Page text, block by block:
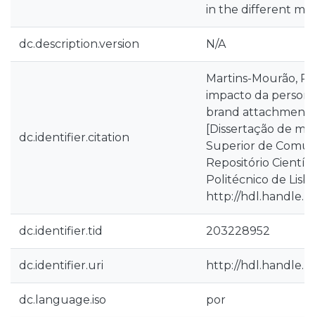
in the different
dc.description.version N/A
dc.identifier.citation
Martins-Mourão,
impacto da
brand attachment:
[Dissertação de
Superior de
Repositório
Politécnico de
http://
dc.identifier.tid 203228952
dc.identifier.uri http://
dc.language.iso por